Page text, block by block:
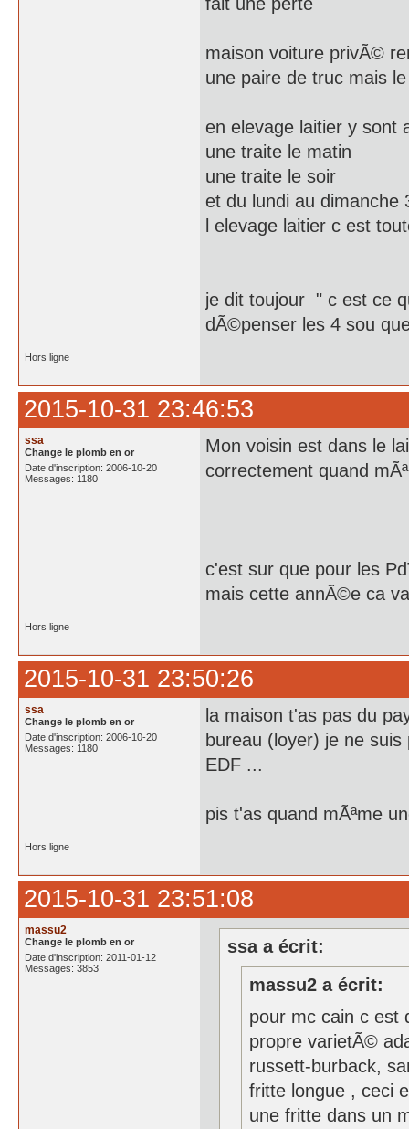
maison voiture privÃ©
une paire de truc mais
en elevage laitier y sont
une traite le matin
une traite le soir
et du lundi au dimanche
l elevage laitier c est
je dit toujour " c est ce
dÃ©penser les 4 sou
Hors ligne
2015-10-31 23:46:53
ssa
Change le plomb en or
Date d'inscription: 2006-10-20
Messages: 1180
Mon voisin est dans le
correctement quand
c'est sur que pour les
mais cette annÃ©e ca
Hors ligne
2015-10-31 23:50:26
ssa
Change le plomb en or
Date d'inscription: 2006-10-20
Messages: 1180
la maison t'as pas du
bureau (loyer) je ne
EDF ...
pis t'as quand mÃªme
Hors ligne
2015-10-31 23:51:08
massu2
Change le plomb en or
Date d'inscription: 2011-01-12
Messages: 3853
ssa a écrit:
massu2 a écrit:
pour mc cain c est
propre varietÃ©
russett-burback,
fritte longue , ceci
une fritte dans un